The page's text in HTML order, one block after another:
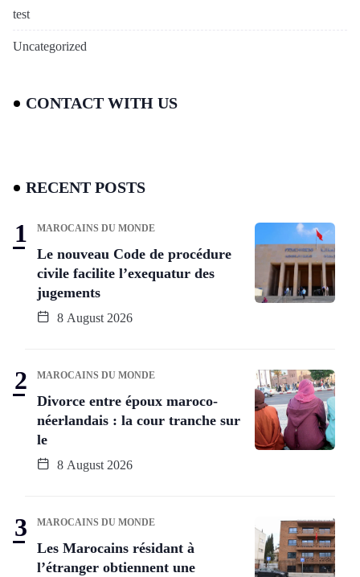
test
Uncategorized
CONTACT WITH US
RECENT POSTS
MAROCAINS DU MONDE
Le nouveau Code de procédure
civile facilite l’exequatur des
jugements
8 August 2026
MAROCAINS DU MONDE
Divorce entre époux maroco-
néerlandais : la cour tranche sur
le
8 August 2026
MAROCAINS DU MONDE
Les Marocains résidant à
l’étranger obtiennent une